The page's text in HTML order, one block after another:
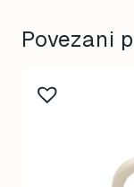
Povezani